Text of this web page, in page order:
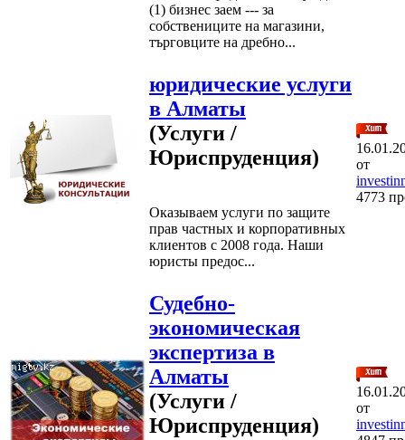
(1) бизнес заем --- за
собствениците на магазини,
търговците на дребно...
юридические услуги
в Алматы
(Услуги /
Юриспруденция)
Оказываем услуги по защите
прав частных и корпоративных
клиентов с 2008 года. Наши
юристы предос...
от
4773
Судебно-
экономическая
экспертиза в
Алматы
(Услуги /
Юриспруденция)
от